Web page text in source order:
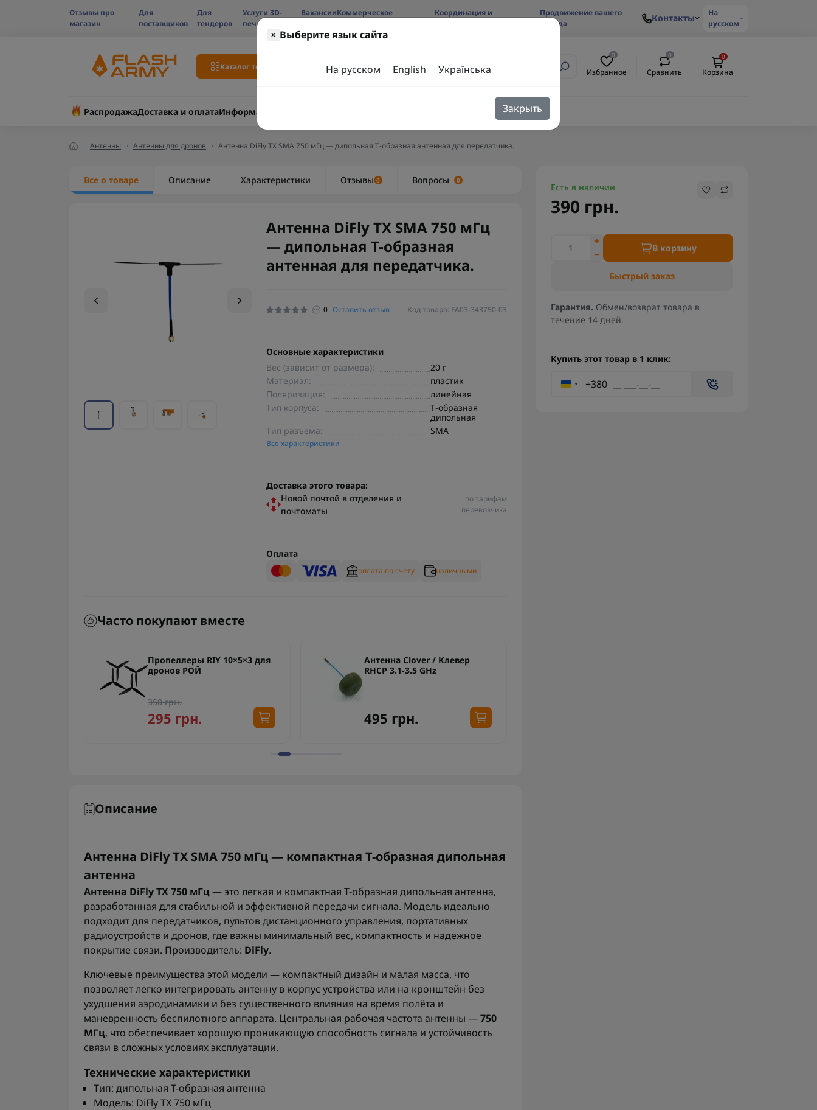
Отзывы про
магазин
Для
поставщиков
Для
тендеров
Услуги 3D-
печати
ВакансииКоммерческое
Координация и
Продвижение вашего
бренда
Контакты
На
русском
Каталог товаров
0
Избранное
0
Сравнить
0
Корзина
РаспродажаДоставка и оплатаИнформация
Антенны Антенны для дронов Антенна DiFly TX SMA 750 мГц — дипольная T-образная антенная для передатчика.
× Выберите язык сайта
На русском English Українська
Закрыть
Все о товаре Описание Характеристики Отзывы 0 Вопросы 0
Антенна DiFly TX SMA 750 мГц
— дипольная T-образная
антенная для передатчика.
0 Оставить отзыв Код товара: FA03-343750-03
Есть в наличии
390 грн.
В корзину
Быстрый заказ
Гарантия. Обмен/возврат товара в
течение 14 дней.
Купить этот товар в 1 клик:
+380
Основные характеристики
Вес (зависит от размера):
20 г
Материал:
пластик
Поляризация:
линейная
Тип корпуса:
T‑образная
дипольная
Тип разъема:
SMA
Все характеристики
Доставка этого товара:
Новой почтой в отделения и
почтоматы
по тарифам
перевозчика
Оплата
оплата по счету наличными
Часто покупают вместе
Пропеллеры RIY 10×5×3 для
дронов РОЙ
350 грн.
295 грн.
Антенна Clover / Клевер
RHCP 3.1-3.5 GHz
495 грн.
Описание
Антенна DiFly TX SMA 750 мГц — компактная T-образная дипольная
антенна
Антенна DiFly TX 750 мГц— это легкая и компактная T-образная дипольная антенна,
разработанная для стабильной и эффективной передачи сигнала. Модель идеально
подходит для передатчиков, пультов дистанционного управления, портативных
радиоустройств и дронов, где важны минимальный вес, компактность и надежное
покрытие связи. Производитель: DiFly.
Ключевые преимущества этой модели — компактный дизайн и малая масса, что
позволяет легко интегрировать антенну в корпус устройства или на кронштейн без
ухудшения аэродинамики и без существенного влияния на время полёта и
маневренность беспилотного аппарата. Центральная рабочая частота антенны —750
МГц, что обеспечивает хорошую проникающую способность сигнала и устойчивость
связи в сложных условиях эксплуатации.
Технические характеристики
Тип: дипольная T-образная антенна
Модель: DiFly TX 750 мГц